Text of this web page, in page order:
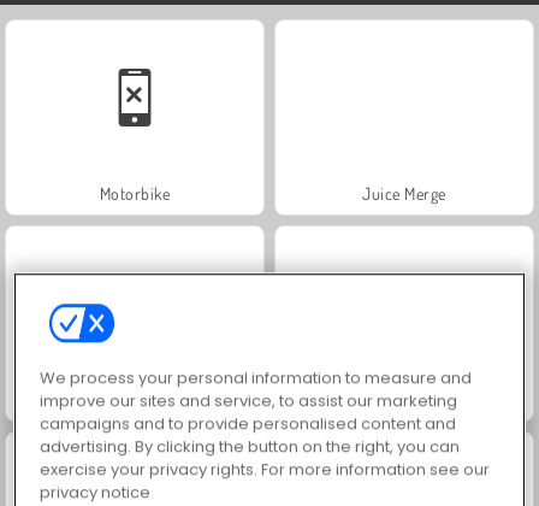
Motorbike Juice Merge
Grand Mahjong Connect Trollface Quest: USA 2
We process your personal information to measure and
improve our sites and service, to assist our marketing
campaigns and to provide personalised content and
advertising. By clicking the button on the right, you can
exercise your privacy rights. For more information see our
privacy notice